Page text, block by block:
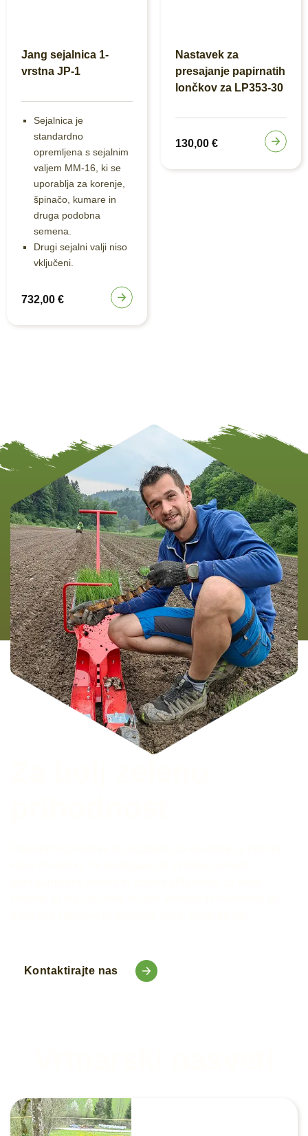
Jang sejalnica 1-
vrstna JP-1
Sejalnica je
standardno
opremljena s sejalnim
valjem MM-16, ki se
uporablja za korenje,
špinačo, kumare in
druga podobna
semena.
Drugi sejalni valji niso
vključeni.
732,00 €
Nastavek za
presajanje papirnatih
lončkov za LP353-30
130,00 €
Kontaktirajte nas